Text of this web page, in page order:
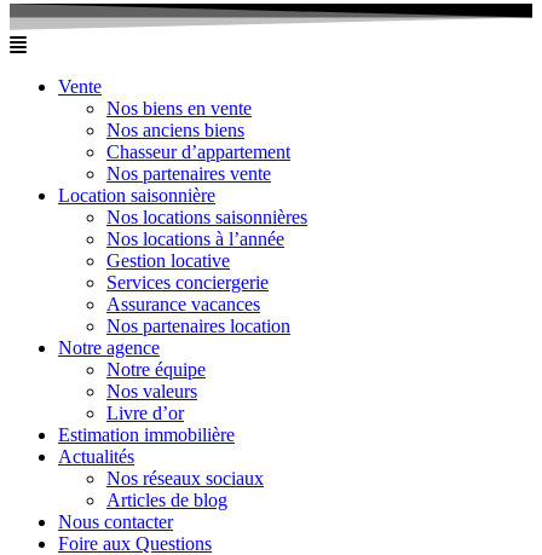
Vente
Nos biens en vente
Nos anciens biens
Chasseur d’appartement
Nos partenaires vente
Location saisonnière
Nos locations saisonnières
Nos locations à l’année
Gestion locative
Services conciergerie
Assurance vacances
Nos partenaires location
Notre agence
Notre équipe
Nos valeurs
Livre d’or
Estimation immobilière
Actualités
Nos réseaux sociaux
Articles de blog
Nous contacter
Foire aux Questions